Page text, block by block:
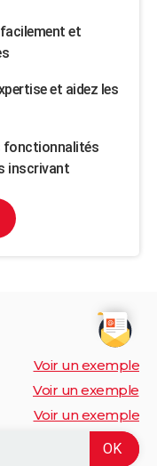
et
et aidez les
fonctionnalités
inscrivant
Voir un exemple
Voir un exemple
Voir un exemple